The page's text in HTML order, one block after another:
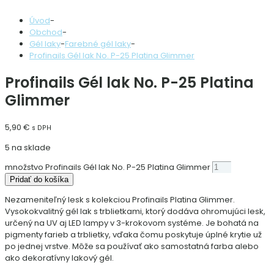
Úvod-
Obchod-
Gél laky-Farebné gél laky-
Profinails Gél lak No. P-25 Platina Glimmer
Profinails Gél lak No. P-25 Platina
Glimmer
5,90 € s DPH
5 na sklade
množstvo Profinails Gél lak No. P-25 Platina Glimmer
Pridať do košíka
Nezameniteľný lesk s kolekciou Profinails Platina Glimmer.
Vysokokvalitný gél lak s trblietkami, ktorý dodáva ohromujúci lesk,
určený na UV aj LED lampy v 3-krokovom systéme. Je bohatá na
pigmenty farieb a trblietky, vďaka čomu poskytuje úplné krytie už
po jednej vrstve. Môže sa používať ako samostatná farba alebo
ako dekoratívny lakový gél.